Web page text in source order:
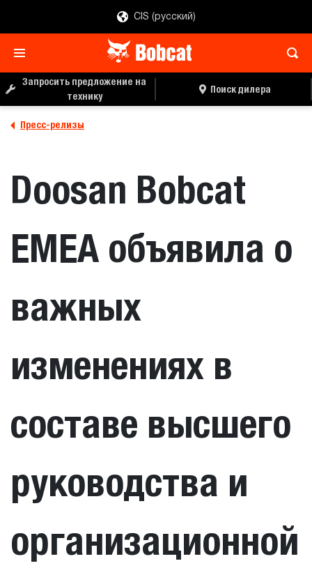
CIS (русский)
Запросить предложение на
технику
Поиск дилера
Пресс-релизы
Doosan Bobcat
EMEA объявила о
важных
изменениях в
составе высшего
руководства и
организационной